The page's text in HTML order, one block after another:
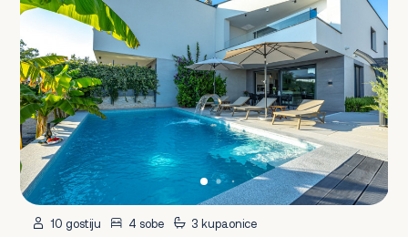
10 gostiju 4 sobe 3 kupaonice